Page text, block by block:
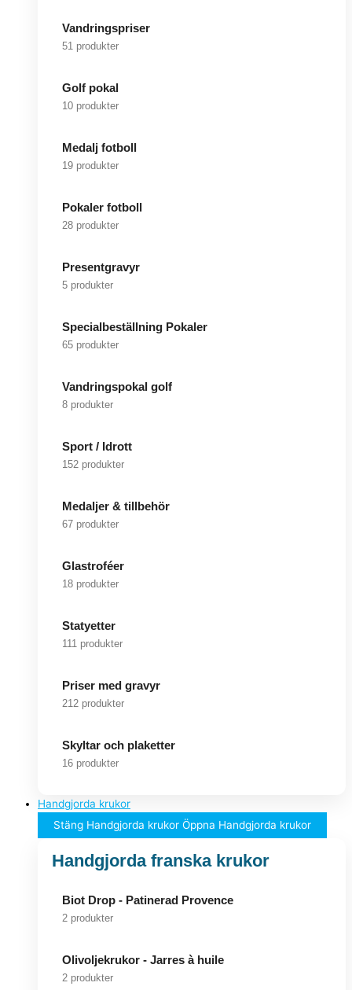
Vandringspriser
51 produkter
Golf pokal
10 produkter
Medalj fotboll
19 produkter
Pokaler fotboll
28 produkter
Presentgravyr
5 produkter
Specialbeställning Pokaler
65 produkter
Vandringspokal golf
8 produkter
Sport / Idrott
152 produkter
Medaljer & tillbehör
67 produkter
Glastroféer
18 produkter
Statyetter
111 produkter
Priser med gravyr
212 produkter
Skyltar och plaketter
16 produkter
Handgjorda krukor
Stäng Handgjorda krukor Öppna Handgjorda krukor
Handgjorda franska krukor
Biot Drop - Patinerad Provence
2 produkter
Olivoljekrukor - Jarres à huile
2 produkter